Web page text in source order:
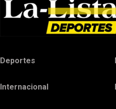
Deportes
Internacional